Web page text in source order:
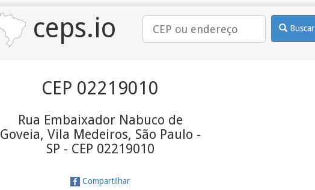
ceps.io Buscar
CEP 02219010
Rua Embaixador Nabuco de
Goveia, Vila Medeiros, São Paulo -
SP - CEP 02219010
Compartilhar